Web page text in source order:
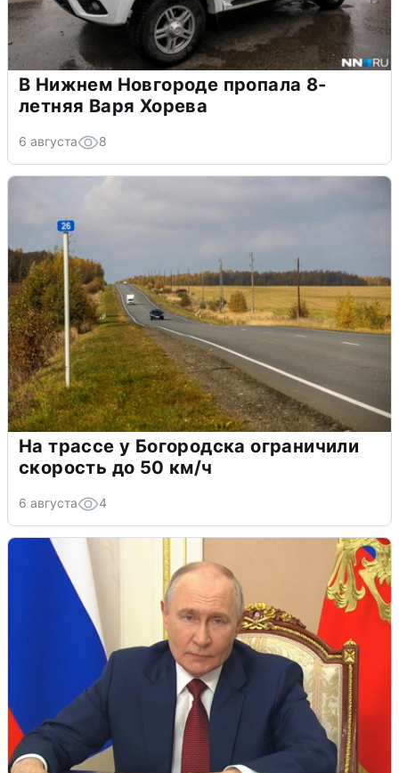
В Нижнем Новгороде пропала 8-
летняя Варя Хорева
6 августа 8
На трассе у Богородска ограничили
скорость до 50 км/ч
6 августа 4